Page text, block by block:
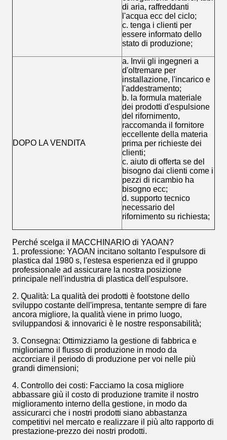
di aria, raffreddanti
l'acqua ecc del ciclo;
c. tenga i clienti per
essere informato dello
stato di produzione;
DOPO LA VENDITA
a. Invii gli ingegneri a
d'oltremare per
installazione, l'incarico e
l'addestramento;
b. la formula materiale
dei prodotti d'espulsione
del rifornimento,
raccomanda il fornitore
eccellente della materia
prima per richieste dei
clienti;
c. aiuto di offerta se del
bisogno dai clienti come i
pezzi di ricambio ha
bisogno ecc;
d. supporto tecnico
necessario del
rifornimento su richiesta;
Perché scelga il MACCHINARIO di YAOAN?
1. professione: YAOAN incitano soltanto l'espulsore di
plastica dal 1980 s, l'estesa esperienza ed il gruppo
professionale ad assicurare la nostra posizione
principale nell'industria di plastica dell'espulsore.
2. Qualità: La qualità dei prodotti è footstone dello
sviluppo costante dell'impresa, tentante sempre di fare
ancora migliore, la qualità viene in primo luogo,
sviluppandosi & innovarici è le nostre responsabilità;
3. Consegna: Ottimizziamo la gestione di fabbrica e
miglioriamo il flusso di produzione in modo da
accorciare il periodo di produzione per voi nelle più
grandi dimensioni;
4. Controllo dei costi: Facciamo la cosa migliore
abbassare giù il costo di produzione tramite il nostro
miglioramento interno della gestione, in modo da
assicurarci che i nostri prodotti siano abbastanza
competitivi nel mercato e realizzare il più alto rapporto di
prestazione-prezzo dei nostri prodotti.